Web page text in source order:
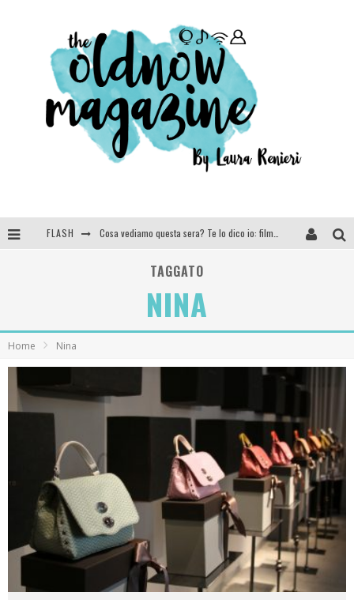
FLASH
SEE YOU AT 5 | Chanel
Libri letti nel 2025: tutte le mie letture, recensioni e giudizi
TAGGATO
NINA
Home Nina